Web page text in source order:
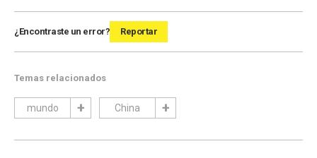
¿Encontraste un error? Reportar
Temas relacionados
mundo China